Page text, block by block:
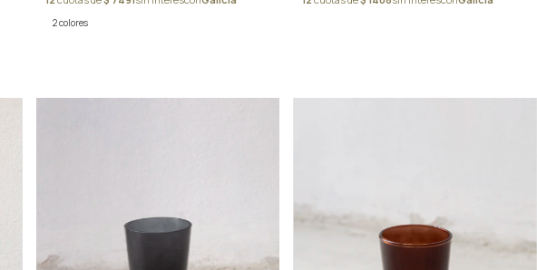
2 colores